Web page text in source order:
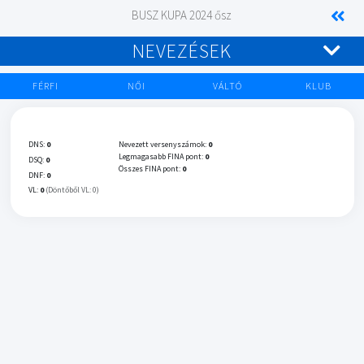
BUSZ KUPA 2024 ősz
NEVEZÉSEK
FÉRFI NŐI VÁLTÓ KLUB
DNS: 0
DSQ: 0
DNF: 0
VL: 0 (Döntőből VL: 0)
Nevezett versenyszámok: 0
Legmagasabb FINA pont: 0
Összes FINA pont: 0